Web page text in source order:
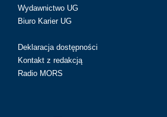
Wydawnictwo UG
Biuro Karier UG
Deklaracja dostępności
Kontakt z redakcją
Radio MORS